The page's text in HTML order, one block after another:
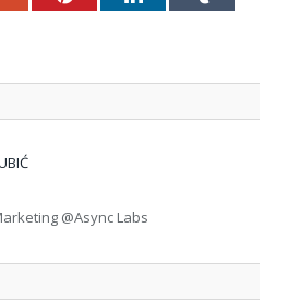
@Async Labs